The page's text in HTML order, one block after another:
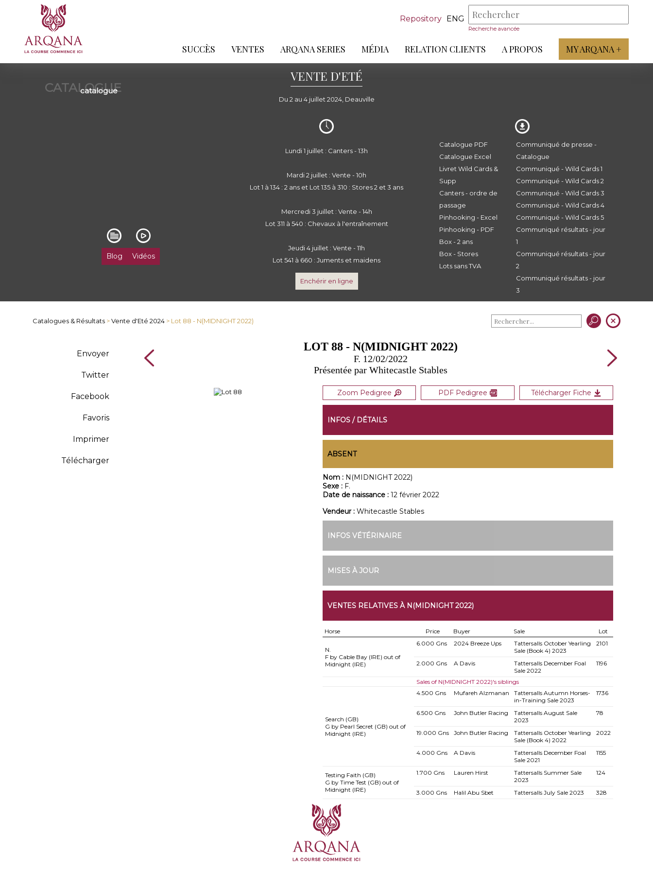
Repository ENG
Recherche avancée
SUCCÈS VENTES ARQANA SERIES MÉDIA RELATION CLIENTS A PROPOS MY ARQANA +
CATALOGUE
catalogue
VENTE D'ETÉ
Du 2 au 4 juillet 2024, Deauville
Blog Vidéos
Lundi 1 juillet : Canters - 13h
Mardi 2 juillet : Vente - 10h
Lot 1 à 134 : 2 ans et Lot 135 à 310 : Stores 2 et 3 ans
Mercredi 3 juillet : Vente - 14h
Lot 311 à 540 : Chevaux à l'entraînement
Jeudi 4 juillet : Vente - 11h
Lot 541 à 660 : Juments et maidens
Enchérir en ligne
Catalogue PDF
Catalogue Excel
Livret Wild Cards &
Supp
Canters - ordre de
passage
Pinhooking - Excel
Pinhooking - PDF
Box - 2 ans
Box - Stores
Lots sans TVA
Communiqué de presse -
Catalogue
Communiqué - Wild Cards 1
Communiqué - Wild Cards 2
Communiqué - Wild Cards 3
Communiqué - Wild Cards 4
Communiqué - Wild Cards 5
Communiqué résultats - jour
1
Communiqué résultats - jour
2
Communiqué résultats - jour
3
Catalogues & Résultats >Vente d'Eté 2024 > Lot 88 - N(MIDNIGHT 2022)
Envoyer
Twitter
Facebook
Favoris
Imprimer
Télécharger
LOT 88 - N(MIDNIGHT 2022)
F. 12/02/2022
Présentée par Whitecastle Stables
Zoom Pedigree PDF Pedigree Télécharger Fiche
INFOS / DÉTAILS
ABSENT
Nom : N(MIDNIGHT 2022)
Sexe : F.
Date de naissance : 12 février 2022
Vendeur : Whitecastle Stables
INFOS VÉTÉRINAIRE
MISES À JOUR
VENTES RELATIVES À N(MIDNIGHT 2022)
Horse Price Buyer Sale Lot
N.
F by Cable Bay (IRE) out of
Midnight (IRE)
6.000 Gns 2024 Breeze Ups
Tattersalls October Yearling
Sale (Book 4) 2023
2101
2.000 Gns A Davis
Tattersalls December Foal
Sale 2022
1196
Sales of N(MIDNIGHT 2022)'s siblings
Search (GB)
G by Pearl Secret (GB) out of
Midnight (IRE)
4.500 Gns Mufareh Alzmanan
Tattersalls Autumn Horses-
in-Training Sale 2023
1736
6.500 Gns John Butler Racing
Tattersalls August Sale
2023
78
19.000 Gns John Butler Racing
Tattersalls October Yearling
Sale (Book 4) 2022
2022
4.000 Gns A Davis
Tattersalls December Foal
Sale 2021
1155
Testing Faith (GB)
G by Time Test (GB) out of
Midnight (IRE)
1.700 Gns Lauren Hirst
Tattersalls Summer Sale
2023
124
3.000 Gns Halil Abu Sbet Tattersalls July Sale 2023 328